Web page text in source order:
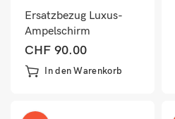
Ersatzbezug Luxus-
Ampelschirm
Sonnenschirmbezug
3x3m türkis
CHF 90.00
In den Warenkorb